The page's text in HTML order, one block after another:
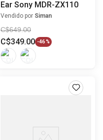
Ear Sony MDR-ZX110
Vendido por Siman
C$649.00
C$349.00 -46 %